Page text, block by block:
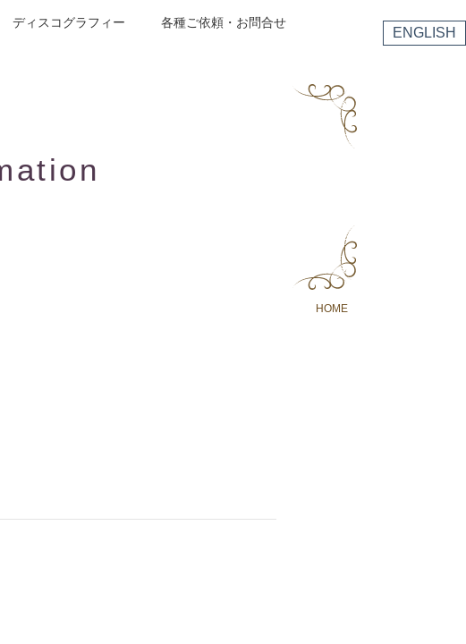
ディスコグラフィー 各種ご依頼・お問合せ
ENGLISH
HOME